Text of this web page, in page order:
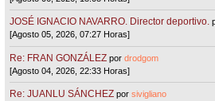
JOSÉ IGNACIO NAVARRO. Director deportivo.
[Agosto 05, 2026, 07:27 Horas]
Re: FRAN GONZÁLEZ pordrodgom
[Agosto 04, 2026, 22:33 Horas]
Re: JUANLU SÁNCHEZ porsivigliano